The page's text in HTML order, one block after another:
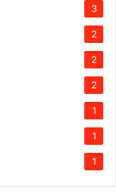
3
2
2
2
1
1
1